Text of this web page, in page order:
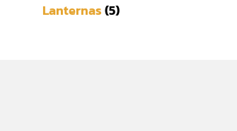
Lanternas(5)